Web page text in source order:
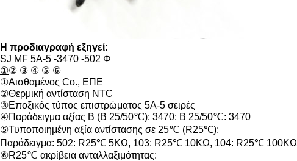
Η προδιαγραφή εξηγεί:
SJ MF 5A-5 -3470 -502 Φ
①② ③ ④ ⑤ ⑥
①Αισθαμένος Co., ΕΠΕ
②Θερμική αντίσταση NTC
③Εποξικός τύπος επιστρώματος 5A-5 σειρές
④Παράδειγμα αξίας Β (Β 25/50℃): 3470: Β 25/50℃: 3470
⑤Τυποποιημένη αξία αντίστασης σε 25℃ (R25℃):
Παράδειγμα: 502: R25℃ 5KΩ, 103: R25℃ 10KΩ, 104: R25℃ 100KΩ
⑥R25℃ ακρίβεια ανταλλαξιμότητας: